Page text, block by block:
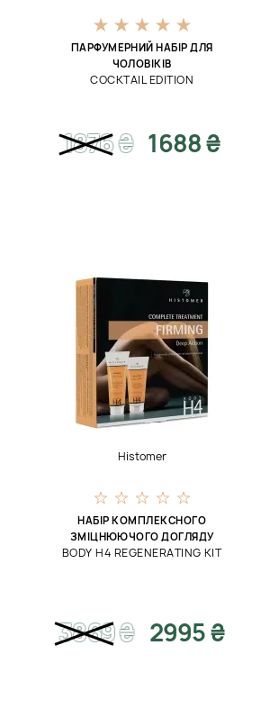
ПАРФУМЕРНИЙ НАБІР ДЛЯ
ЧОЛОВІКІВ
COCKTAIL EDITION
1876₴ 1688 ₴
Histomer
НАБІР КОМПЛЕКСНОГО
ЗМІЦНЮЮЧОГО ДОГЛЯДУ
BODY H4 REGENERATING KIT
3869₴ 2995 ₴